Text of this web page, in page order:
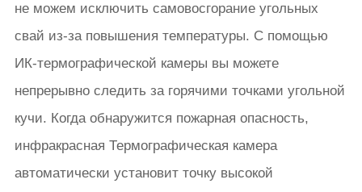
не можем исключить самовосгорание угольных
свай из-за повышения температуры. С помощью
ИК-термографической камеры вы можете
непрерывно следить за горячими точками угольной
кучи. Когда обнаружится пожарная опасность,
инфракрасная Термографическая камера
автоматически установит точку высокой